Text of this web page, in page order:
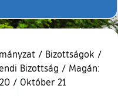
/ Bizottságok /
Bizottság / Magán:
/ Október 21